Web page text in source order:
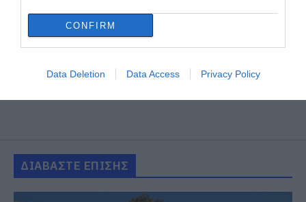
CONFIRM
Data Deletion Data Access Privacy Policy
ΔΙΑΒΑΣΤΕ ΕΠΙΣΗΣ